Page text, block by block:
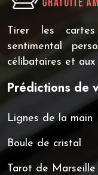
Tirer les
sentimental
célibataires et aux
Prédictions de
Lignes de la main
Boule de cristal
Tarot de Marseille